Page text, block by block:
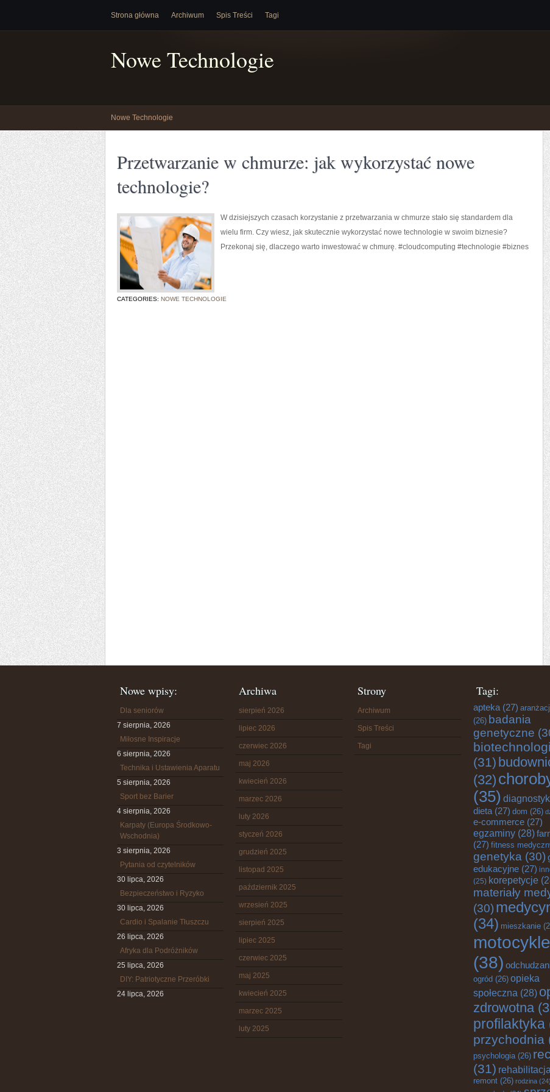
Strona główna Archiwum Spis Treści Tagi
Nowe Technologie
Nowe Technologie
Przetwarzanie w chmurze: jak wykorzystać nowe
technologie?
W dzisiejszych czasach korzystanie z przetwarzania w chmurze stało się standardem dla
wielu firm. Czy wiesz, jak skutecznie wykorzystać nowe technologie w swoim biznesie?
Przekonaj się, dlaczego warto inwestować w chmurę. #cloudcomputing #technologie #biznes
CATEGORIES: NOWE TECHNOLOGIE
Nowe wpisy:
Dla seniorów
7 sierpnia, 2026
Miłosne Inspiracje
6 sierpnia, 2026
Technika i Ustawienia Aparatu
5 sierpnia, 2026
Sport bez Barier
4 sierpnia, 2026
Karpaty (Europa Środkowo-
Wschodnia)
3 sierpnia, 2026
Pytania od czytelników
30 lipca, 2026
Bezpieczeństwo i Ryzyko
30 lipca, 2026
Cardio i Spalanie Tłuszczu
26 lipca, 2026
Afryka dla Podróżników
25 lipca, 2026
DIY: Patriotyczne Przeróbki
24 lipca, 2026
Archiwa
sierpień 2026
lipiec 2026
czerwiec 2026
maj 2026
kwiecień 2026
marzec 2026
luty 2026
styczeń 2026
grudzień 2025
listopad 2025
październik 2025
wrzesień 2025
sierpień 2025
lipiec 2025
czerwiec 2025
maj 2025
kwiecień 2025
marzec 2025
luty 2025
Strony
Archiwum
Spis Treści
Tagi
Tagi:
apteka (27)
(26) badania
genetyczne
(31)
(32)
(35)
dieta (27) dom (26)
e-commerce (27)
egzaminy (28)
(27) fitness
genetyka (30)
edukacyjne (27)
(25) korepetycje
materiały
(30)
(34) mieszkanie
motocykle
(38)
ogród (26) opieka
społeczna (28)
zdrowotna
profilaktyka
przychodnia
psychologia(26)
(31) rehabilitacja
remont (26) rodzina (24)